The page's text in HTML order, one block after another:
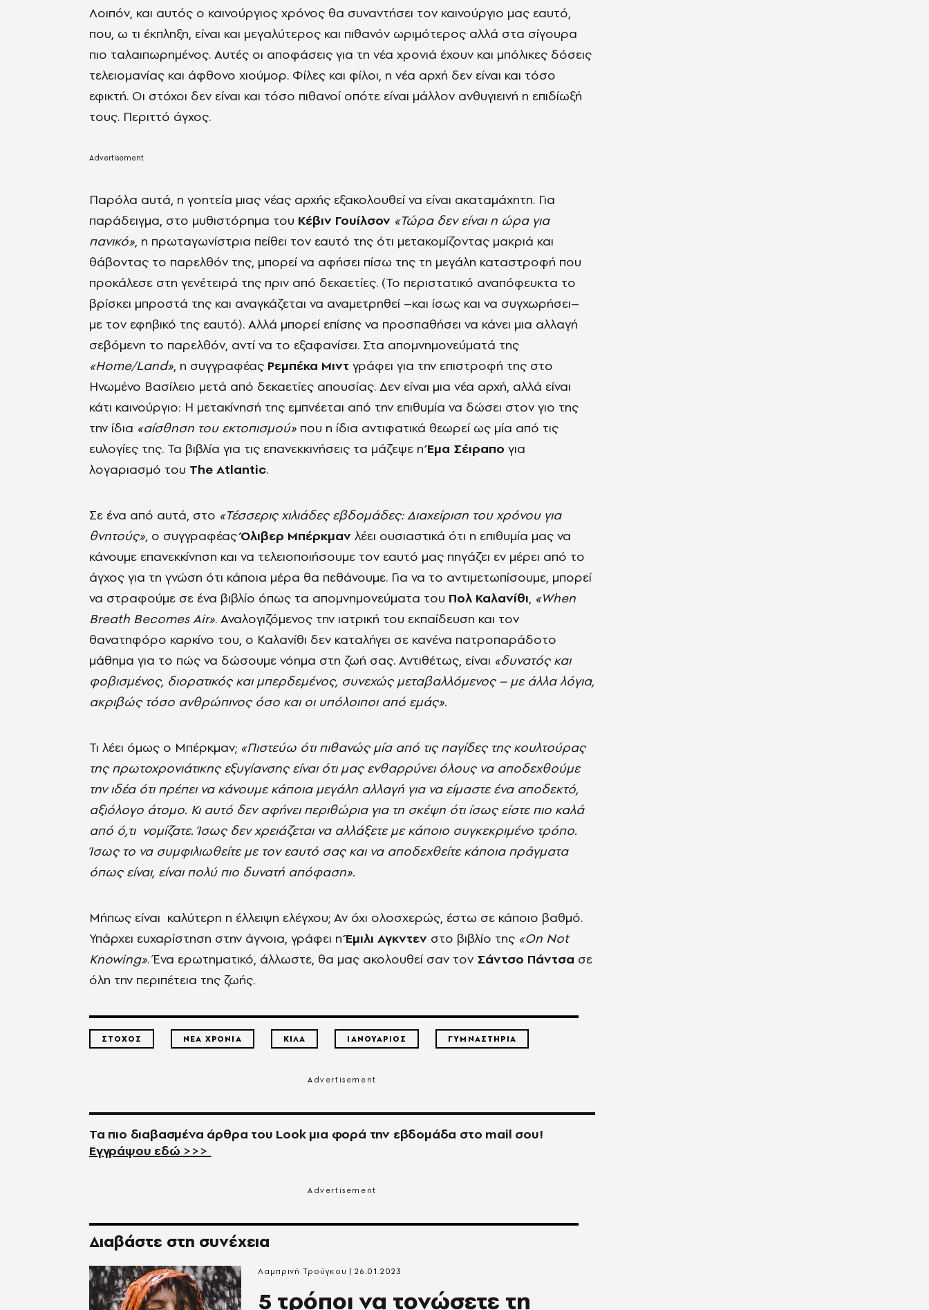
Λοιπόν, και αυτός ο καινούργιος χρόνος θα συναντήσει τον καινούργιο μας εαυτό,
που, ω τι έκπληξη, είναι και μεγαλύτερος και πιθανόν ωριμότερος αλλά στα σίγουρα
πιο ταλαιπωρημένος. Αυτές οι αποφάσεις για τη νέα χρονιά έχουν και μπόλικες δόσεις
τελειομανίας και άφθονο χιούμορ. Φίλες και φίλοι, η νέα αρχή δεν είναι και τόσο
εφικτή. Οι στόχοι δεν είναι και τόσο πιθανοί οπότε είναι μάλλον ανθυγιεινή η επιδίωξή
τους. Περιττό άγχος.
Παρόλα αυτά, η γοητεία μιας νέας αρχής εξακολουθεί να είναι ακαταμάχητη. Για
παράδειγμα, στο μυθιστόρημα του Κέβιν Γουίλσον «Τώρα δεν είναι η ώρα για
πανικό», η πρωταγωνίστρια πείθει τον εαυτό της ότι μετακομίζοντας μακριά και
θάβοντας το παρελθόν της, μπορεί να αφήσει πίσω της τη μεγάλη καταστροφή που
προκάλεσε στη γενέτειρά της πριν από δεκαετίες. (Το περιστατικό αναπόφευκτα το
βρίσκει μπροστά της και αναγκάζεται να αναμετρηθεί –και ίσως και να συγχωρήσει–
με τον εφηβικό της εαυτό). Αλλά μπορεί επίσης να προσπαθήσει να κάνει μια αλλαγή
σεβόμενη το παρελθόν, αντί να το εξαφανίσει. Στα απομνημονεύματά της
«Home/Land», η συγγραφέας Ρεμπέκα Μιντ γράφει για την επιστροφή της στο
Ηνωμένο Βασίλειο μετά από δεκαετίες απουσίας. Δεν είναι μια νέα αρχή, αλλά είναι
κάτι καινούργιο: Η μετακίνησή της εμπνέεται από την επιθυμία να δώσει στον γιο της
την ίδια «αίσθηση του εκτοπισμού» που η ίδια αντιφατικά θεωρεί ως μία από τις
ευλογίες της. Τα βιβλία για τις επανεκκινήσεις τα μάζεψε ηΈμα Σέιραπο για
λογαριασμό του The Atlantic.
Σε ένα από αυτά, στο «Τέσσερις χιλιάδες εβδομάδες: Διαχείριση του χρόνου για
θνητούς», ο συγγραφέαςΌλιβερ Μπέρκμαν λέει ουσιαστικά ότι η επιθυμία μας να
κάνουμε επανεκκίνηση και να τελειοποιήσουμε τον εαυτό μας πηγάζει εν μέρει από το
άγχος για τη γνώση ότι κάποια μέρα θα πεθάνουμε. Για να το αντιμετωπίσουμε, μπορεί
να στραφούμε σε ένα βιβλίο όπως τα απομνημονεύματα του Πολ Καλανίθι, «When
Breath Becomes Air». Αναλογιζόμενος την ιατρική του εκπαίδευση και τον
θανατηφόρο καρκίνο του, ο Καλανίθι δεν καταλήγει σε κανένα πατροπαράδοτο
μάθημα για το πώς να δώσουμε νόημα στη ζωή σας. Αντιθέτως, είναι «δυνατός και
φοβισμένος, διορατικός και μπερδεμένος, συνεχώς μεταβαλλόμενος – με άλλα λόγια,
ακριβώς τόσο ανθρώπινος όσο και οι υπόλοιποι από εμάς».
Τι λέει όμως ο Μπέρκμαν; «Πιστεύω ότι πιθανώς μία από τις παγίδες της κουλτούρας
της πρωτοχρονιάτικης εξυγίανσης είναι ότι μας ενθαρρύνει όλους να αποδεχθούμε
την ιδέα ότι πρέπει να κάνουμε κάποια μεγάλη αλλαγή για να είμαστε ένα αποδεκτό,
αξιόλογο άτομο. Κι αυτό δεν αφήνει περιθώρια για τη σκέψη ότι ίσως είστε πιο καλά
από ό,τι νομίζατε. Ίσως δεν χρειάζεται να αλλάξετε με κάποιο συγκεκριμένο τρόπο.
Ίσως το να συμφιλιωθείτε με τον εαυτό σας και να αποδεχθείτε κάποια πράγματα
όπως είναι, είναι πολύ πιο δυνατή απόφαση».
Μήπως είναι καλύτερη η έλλειψη ελέγχου; Αν όχι ολοσχερώς, έστω σε κάποιο βαθμό.
Υπάρχει ευχαρίστηση στην άγνοια, γράφει ηΈμιλι Αγκντεν στο βιβλίο της «On Not
Knowing». Ένα ερωτηματικό, άλλωστε, θα μας ακολουθεί σαν τον Σάντσο Πάντσα σε
όλη την περιπέτεια της ζωής.
ΣΤΟΧΟΣ ΝΕΑ ΧΡΟΝΙΑ ΚΙΛΑ ΙΑΝΟΥΑΡΙΟΣ ΓΥΜΝΑΣΤΗΡΙΑ
Τα πιο διαβασμένα άρθρα του Look μια φορά την εβδομάδα στο mail σου!
Εγγράψου εδώ >>>
Διαβάστε στη συνέχεια
5 τρόποι να τονώσετε τη
Λαμπρινή Τρούγκου 26.01.2023